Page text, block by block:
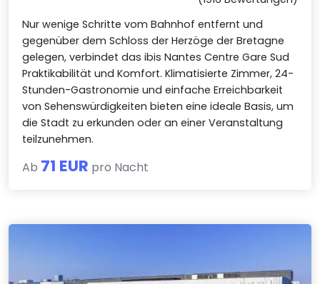
Nur wenige Schritte vom Bahnhof entfernt und
gegenüber dem Schloss der Herzöge der Bretagne
gelegen, verbindet das ibis Nantes Centre Gare Sud
Praktikabilität und Komfort. Klimatisierte Zimmer, 24-
Stunden-Gastronomie und einfache Erreichbarkeit
von Sehenswürdigkeiten bieten eine ideale Basis, um
die Stadt zu erkunden oder an einer Veranstaltung
teilzunehmen.
Ab 71 EUR pro Nacht